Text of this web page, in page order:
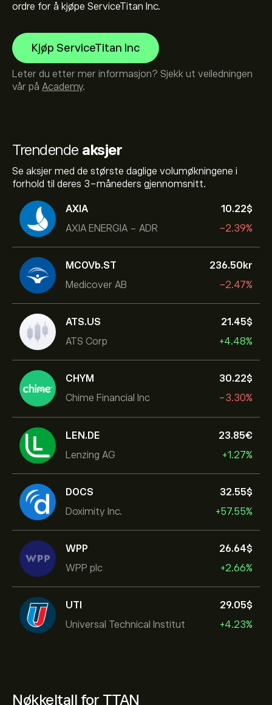
Trendende aksjer
Se aksjer med de største daglige volumøkningene i
forhold til deres 3-måneders gjennomsnitt.
AXIA
AXIA ENERGIA - ADR
10.22‎$‎
-2.39%
MCOVb.ST
Medicover AB
236.50‎kr‎
-2.47%
ATS.US
ATS Corp
21.45‎$‎
+4.48%
CHYM
Chime Financial Inc
30.22‎$‎
-3.30%
LEN.DE
Lenzing AG
23.85‎€‎
+1.27%
DOCS
Doximity Inc.
32.55‎$‎
+57.55%
WPP
WPP plc
26.64‎$‎
+2.66%
UTI
Universal Technical Institut
29.05‎$‎
+4.23%
Nøkkeltall for TTAN
ordre for å kjøpe ServiceTitan Inc.
Kjøp ServiceTitan Inc
Leter du etter mer informasjon? Sjekk ut veiledningen
vår på Academy.